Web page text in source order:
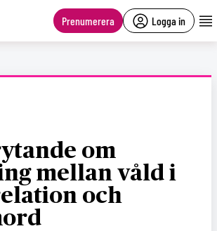
Prenumerera Logga in
om
mellan våld i
och